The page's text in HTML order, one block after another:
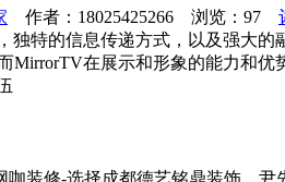
作者：18025425266 浏览： 97
特的信息传递方式，以及强大
在展示和形象的能力和
装修-选择成都德艺铭鼎装饰，